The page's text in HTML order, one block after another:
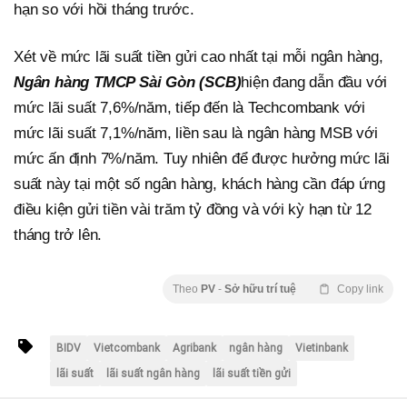
hạn so với hồi tháng trước.
Xét về mức lãi suất tiền gửi cao nhất tại mỗi ngân hàng,
Ngân hàng TMCP Sài Gòn (SCB)hiện đang dẫn đầu với
mức lãi suất 7,6%/năm, tiếp đến là Techcombank với
mức lãi suất 7,1%/năm, liền sau là ngân hàng MSB với
mức ấn định 7%/năm. Tuy nhiên để được hưởng mức lãi
suất này tại một số ngân hàng, khách hàng cần đáp ứng
điều kiện gửi tiền vài trăm tỷ đồng và với kỳ hạn từ 12
tháng trở lên.
Theo PV - Sở hữu trí tuệ Copy link
BIDV Vietcombank Agribank ngân hàng
Vietinbank
lãi suất
lãi suất ngân hàng lãi suất tiền gửi